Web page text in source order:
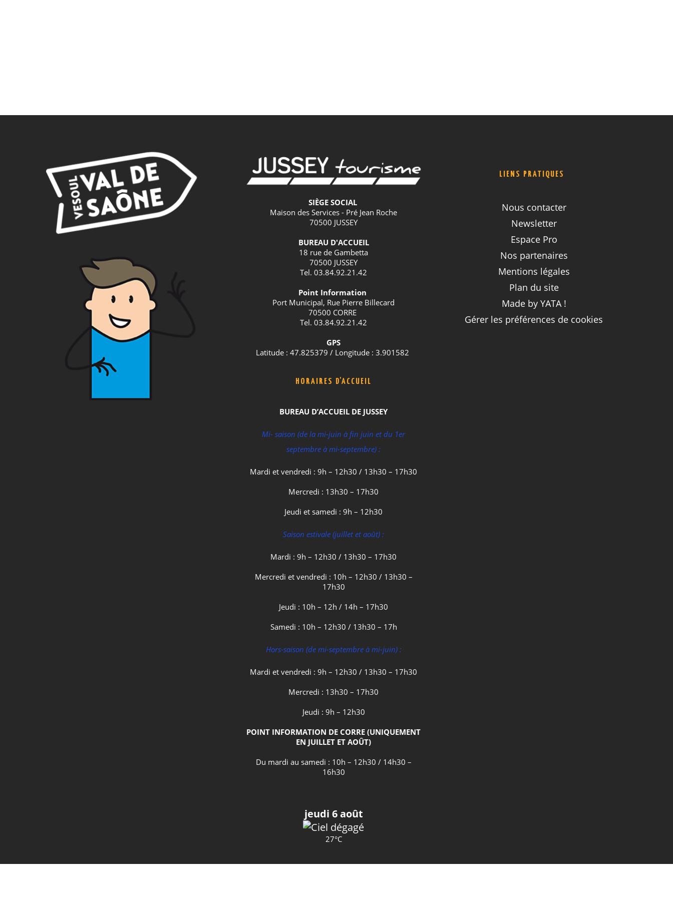
SIÈGE SOCIAL
Maison des Services - Pré Jean Roche
70500 JUSSEY
BUREAU D'ACCUEIL
18 rue de Gambetta
70500 JUSSEY
Tel. 03.84.92.21.42
Point Information
Port Municipal, Rue Pierre Billecard
70500 CORRE
Tel. 03.84.92.21.42
GPS
Latitude : 47.825379 / Longitude : 3.901582
HORAIRES D'ACCUEIL
BUREAU D’ACCUEIL DE JUSSEY
Mi- saison (de la mi-juin à fin juin et du 1er
septembre à mi-septembre) :
Mardi et vendredi : 9h – 12h30 / 13h30 – 17h30
Mercredi : 13h30 – 17h30
Jeudi et samedi : 9h – 12h30
Saison estivale (juillet et août) :
Mardi : 9h – 12h30 / 13h30 – 17h30
Mercredi et vendredi : 10h – 12h30 / 13h30 –
17h30
Jeudi : 10h – 12h / 14h – 17h30
Samedi : 10h – 12h30 / 13h30 – 17h
Hors-saison (de mi-septembre à mi-juin) :
Mardi et vendredi : 9h – 12h30 / 13h30 – 17h30
Mercredi : 13h30 – 17h30
Jeudi : 9h – 12h30
POINT INFORMATION DE CORRE (UNIQUEMENT
EN JUILLET ET AOÛT)
Du mardi au samedi : 10h – 12h30 / 14h30 –
16h30
jeudi 6 août
27°C
LIENS PRATIQUES
Nous contacter
Newsletter
Espace Pro
Nos partenaires
Mentions légales
Plan du site
Made by YATA !
Gérer les préférences de cookies